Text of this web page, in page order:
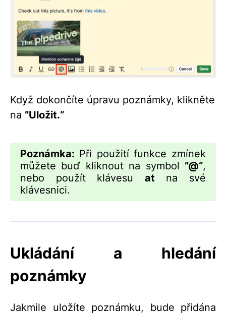
Když dokončíte úpravu poznámky, klikněte
na ”Uložit.“
Poznámka: Při použití funkce zmínek
můžete buď kliknout na symbol ”@“,
nebo použít klávesu atna své
klávesnici.
Ukládání a hledání
poznámky
Jakmile uložíte poznámku, bude přidána